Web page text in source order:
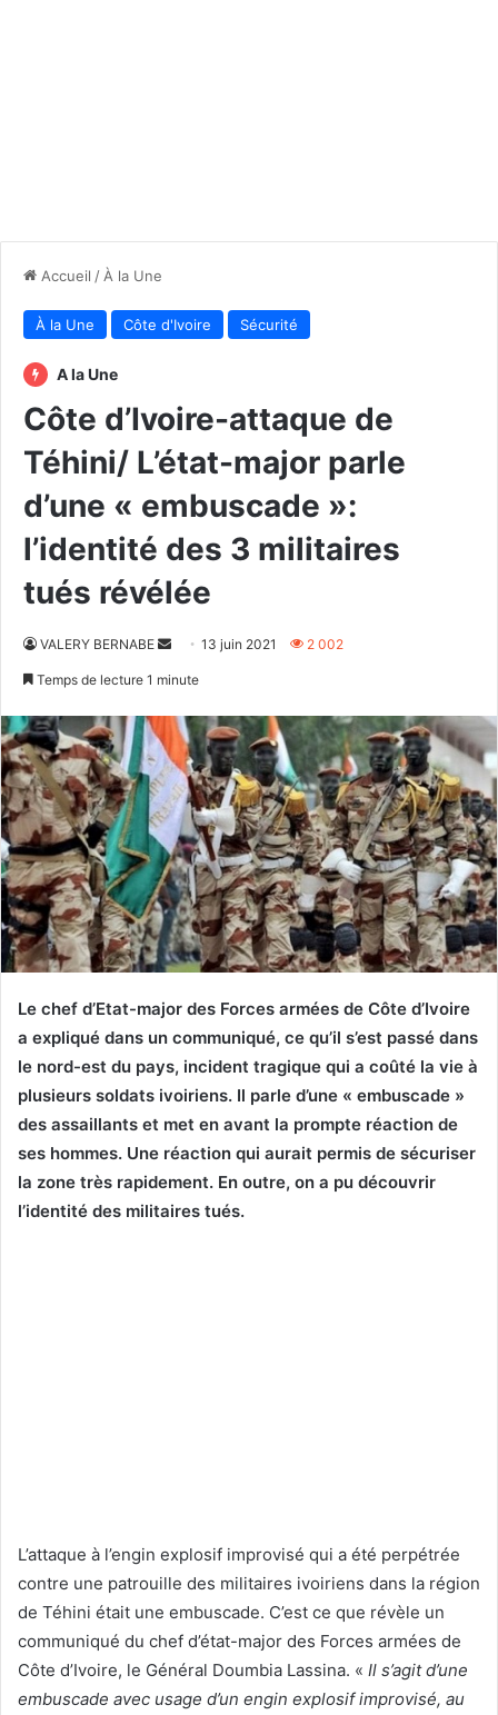
Accueil / À la Une
À la Une Côte d'Ivoire Sécurité
A la Une
Côte d’Ivoire-attaque de
Téhini/ L’état-major parle
d’une « embuscade »:
l’identité des 3 militaires
tués révélée
VALERY BERNABE
Envoyer13 juin 2021 2 002
Temps de lecture 1 minute
Le chef d’Etat-major des Forces armées de Côte d’Ivoire
a expliqué dans un communiqué, ce qu’il s’est passé dans
le nord-est du pays, incident tragique qui a coûté la vie à
plusieurs soldats ivoiriens. Il parle d’une « embuscade »
des assaillants et met en avant la prompte réaction de
ses hommes. Une réaction qui aurait permis de sécuriser
la zone très rapidement. En outre, on a pu découvrir
l’identité des militaires tués.
L’attaque à l’engin explosif improvisé qui a été perpétrée
contre une patrouille des militaires ivoiriens dans la région
de Téhini était une embuscade. C’est ce que révèle un
communiqué du chef d’état-major des Forces armées de
Côte d’Ivoire, le Général Doumbia Lassina. « Il s’agit d’une
embuscade avec usage d’un engin explosif improvisé, au